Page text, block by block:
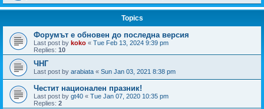
Topics
Форумът е обновен до последна версия
Last post by koko « Tue Feb 13, 2024 9:39 pm
Replies: 10
ЧНГ
Last post by arabiata « Sun Jan 03, 2021 8:38 pm
Честит национален празник!
Last post by gt40 « Tue Jan 07, 2020 10:35 pm
Replies: 2